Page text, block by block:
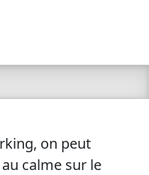
on peut
calme sur le